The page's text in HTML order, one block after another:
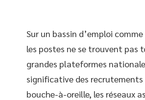
Sur un bassin d’emploi comme
les postes ne se trouvent pas
grandes plateformes
significative des recrutements
bouche-à-oreille, les réseaux